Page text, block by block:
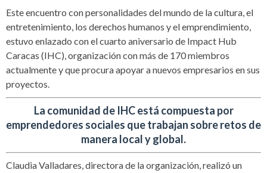
Este encuentro con personalidades del mundo de la cultura, el
entretenimiento, los derechos humanos y el emprendimiento,
estuvo enlazado con el cuarto aniversario de Impact Hub
Caracas (IHC), organización con más de 170 miembros
actualmente y que procura apoyar a nuevos empresarios en sus
proyectos.
La comunidad de IHC está compuesta por
emprendedores sociales que trabajan sobre retos de
manera local y global.
Claudia Valladares, directora de la organización, realizó un